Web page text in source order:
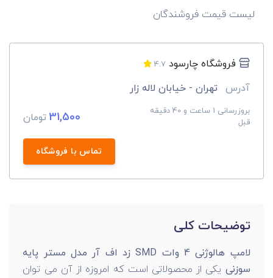
لیست قیمت فروشندگان
فروشگاه چارسود 4.7
آدرس تهران - خیابان لاله زار
بروزرسانی 1 ساعت و 40 دقیقه
قبل
31,500 تومان
تماس با فروشگاه
توضیحات کلی
لامپ هالوژنی 4 وات SMD زد اف آر مدل مستر پایه
سوزنی یکی از محصولاتی است که امروزه از آن می توان